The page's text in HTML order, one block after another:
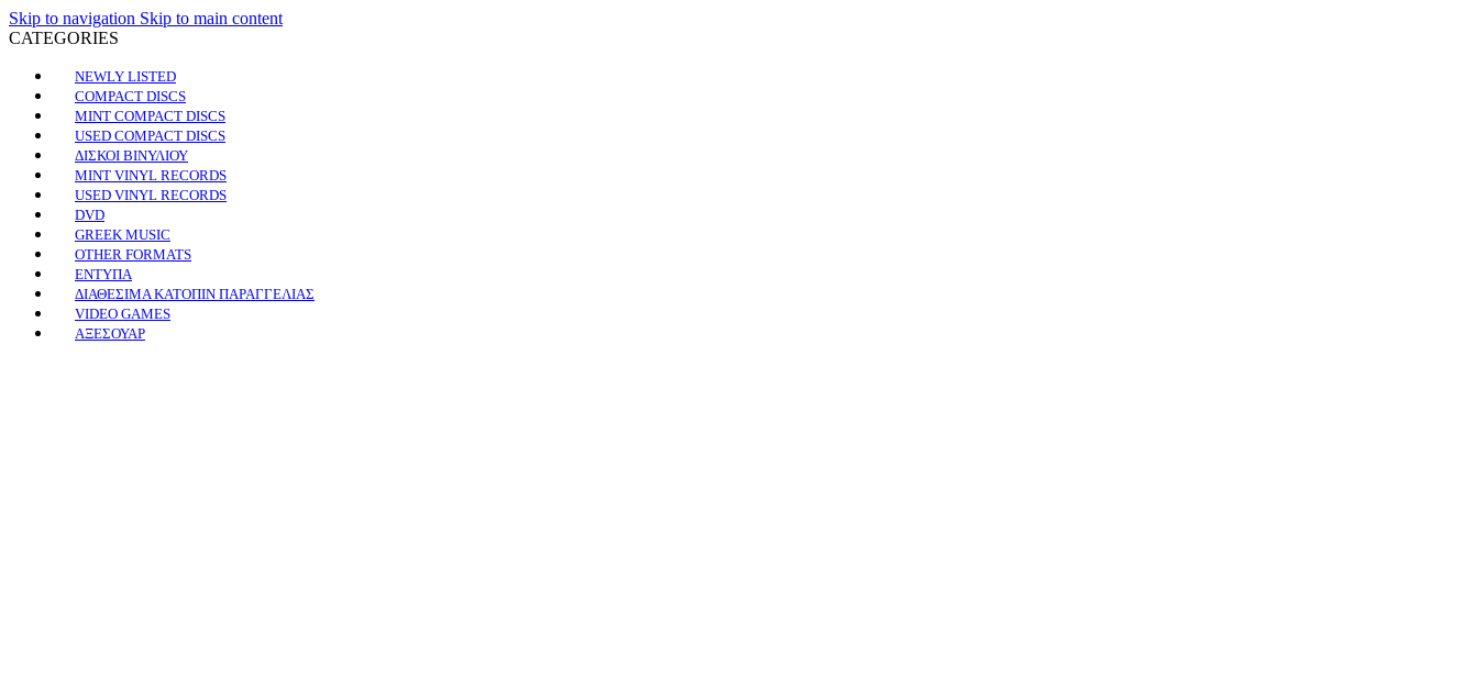
Skip to navigation Skip to main content
CATEGORIES
NEWLY LISTED
COMPACT DISCS
MINT COMPACT DISCS
USED COMPACT DISCS
ΔΙΣΚΟΙ ΒΙΝΥΛΙΟΥ
MINT VINYL RECORDS
USED VINYL RECORDS
DVD
GREEK MUSIC
OTHER FORMATS
ΕΝΤΥΠΑ
ΔΙΑΘΕΣΙΜΑ ΚΑΤΟΠΙΝ ΠΑΡΑΓΓΕΛΙΑΣ
VIDEO GAMES
ΑΞΕΣΟΥΑΡ